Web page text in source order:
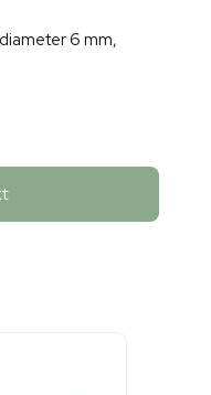
6 mm,